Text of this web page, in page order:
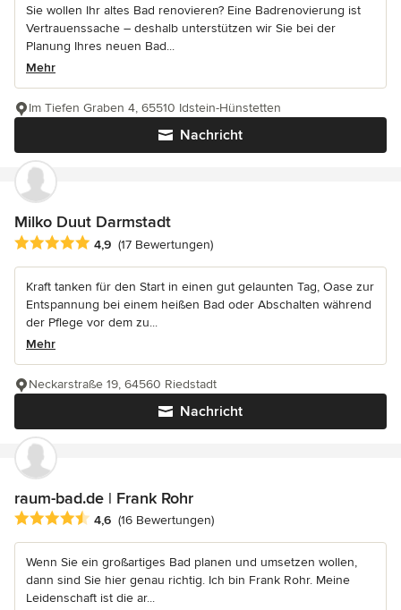
Sie wollen Ihr altes Bad renovieren? Eine Badrenovierung ist
Vertrauenssache – deshalb unterstützen wir Sie bei der
Planung Ihres neuen Bad...
Mehr
Nachricht
Im Tiefen Graben 4, 65510 Idstein-Hünstetten
Milko Duut Darmstadt
Durchschnittliche Bewertung: 4.9 von 5 Sternen
4,9 (17 Bewertungen)
Kraft tanken für den Start in einen gut gelaunten Tag, Oase zur
Entspannung bei einem heißen Bad oder Abschalten während
der Pflege vor dem zu...
Mehr
Nachricht
Neckarstraße 19, 64560 Riedstadt
raum-bad.de | Frank Rohr
Durchschnittliche Bewertung: 4.6 von 5 Sternen
4,6 (16 Bewertungen)
Wenn Sie ein großartiges Bad planen und umsetzen wollen,
dann sind Sie hier genau richtig. Ich bin Frank Rohr. Meine
Leidenschaft ist die ar...